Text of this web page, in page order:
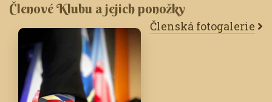
Členové Klubu a jejich ponožky
Členská fotogalerie